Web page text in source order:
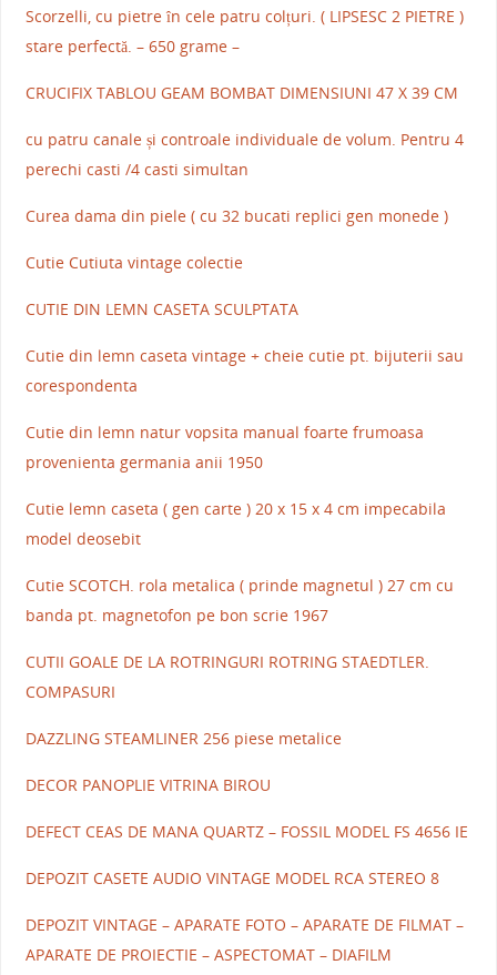
Scorzelli, cu pietre în cele patru colțuri. ( LIPSESC 2 PIETRE )
stare perfectă. – 650 grame –
CRUCIFIX TABLOU GEAM BOMBAT DIMENSIUNI 47 X 39 CM
cu patru canale și controale individuale de volum. Pentru 4
perechi casti /4 casti simultan
Curea dama din piele ( cu 32 bucati replici gen monede )
Cutie Cutiuta vintage colectie
CUTIE DIN LEMN CASETA SCULPTATA
Cutie din lemn caseta vintage + cheie cutie pt. bijuterii sau
corespondenta
Cutie din lemn natur vopsita manual foarte frumoasa
provenienta germania anii 1950
Cutie lemn caseta ( gen carte ) 20 x 15 x 4 cm impecabila
model deosebit
Cutie SCOTCH. rola metalica ( prinde magnetul ) 27 cm cu
banda pt. magnetofon pe bon scrie 1967
CUTII GOALE DE LA ROTRINGURI ROTRING STAEDTLER.
COMPASURI
DAZZLING STEAMLINER 256 piese metalice
DECOR PANOPLIE VITRINA BIROU
DEFECT CEAS DE MANA QUARTZ – FOSSIL MODEL FS 4656 IE
DEPOZIT CASETE AUDIO VINTAGE MODEL RCA STEREO 8
DEPOZIT VINTAGE – APARATE FOTO – APARATE DE FILMAT –
APARATE DE PROIECTIE – ASPECTOMAT – DIAFILM